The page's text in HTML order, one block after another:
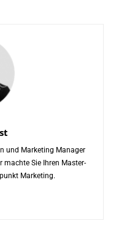
und Marketing Manager
machte Sie Ihren Master-
Marketing.